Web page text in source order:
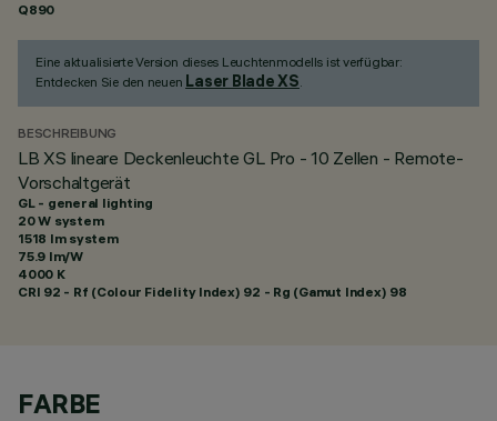
Q890
Eine aktualisierte Version dieses Leuchtenmodells ist verfügbar:
Entdecken Sie den neuen Laser Blade XS.
BESCHREIBUNG
LB XS lineare Deckenleuchte GL Pro - 10 Zellen - Remote-
Vorschaltgerät
GL - general lighting
20 W system
1518 lm system
75.9 lm/W
4000 K
CRI 92 - Rf (Colour Fidelity Index) 92 - Rg (Gamut Index) 98
FARBE